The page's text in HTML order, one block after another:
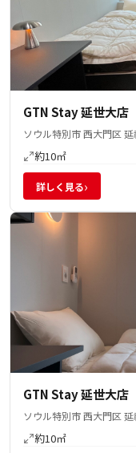
GTN Stay 延世大店
ソウル特別市 西大門区
約10㎡
詳しく見る›
GTN Stay 延世大店
ソウル特別市 西大門区
約10㎡